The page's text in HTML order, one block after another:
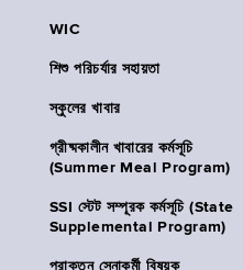
WIC
শিশু পরিচর্যার সহায়তা
স্কুলের খাবার
গ্রীষ্মকালীন খাবারের কর্মসূচি
(Summer Meal Program)
SSI স্টেট সম্পূরক কর্মসূচি (State
Supplemental Program)
প্রাক্তন সেনাকর্মী বিষয়ক